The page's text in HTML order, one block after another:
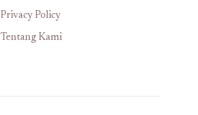
Privacy Policy
Tentang Kami